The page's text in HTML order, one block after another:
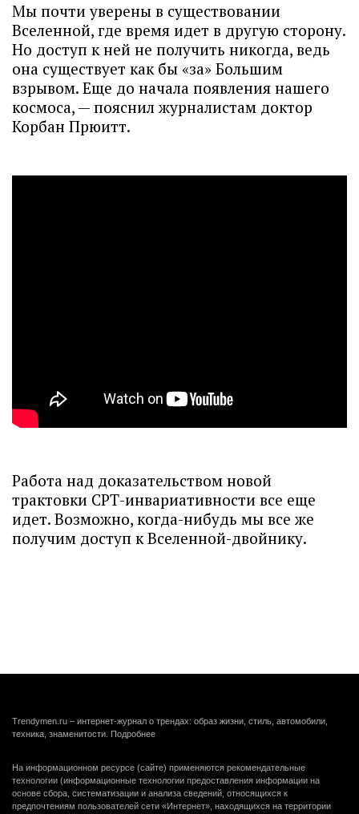
Мы почти уверены в существовании
Вселенной, где время идет в другую сторону.
Но доступ к ней не получить никогда, ведь
она существует как бы «за» Большим
взрывом. Еще до начала появления нашего
космоса, — пояснил журналистам доктор
Корбан Прюитт.
Работа над доказательством новой
трактовки СРТ-инвариативности все еще
идет. Возможно, когда-нибудь мы все же
получим доступ к Вселенной-двойнику.
Trendymen.ru – интернет-журнал о трендах: образ жизни, стиль, автомобили,
техника, знаменитости. Подробнее
На информационном ресурсе (сайте) применяются рекомендательные
технологии (информационные технологии предоставления информации на
основе сбора, систематизации и анализа сведений, относящихся к
предпочтениям пользователей сети «Интернет», находящихся на территории